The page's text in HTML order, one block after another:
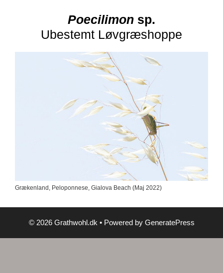
Poecilimon sp.
Ubestemt Løvgræshoppe
Grækenland, Peloponnese, Gialova Beach (Maj 2022)
© 2026 Grathwohl.dk • Powered by GeneratePress